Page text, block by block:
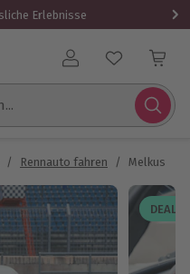
Erlebnisse
Benutzerkonto
/ Rennauto fahren / Melkus RS
DEAL